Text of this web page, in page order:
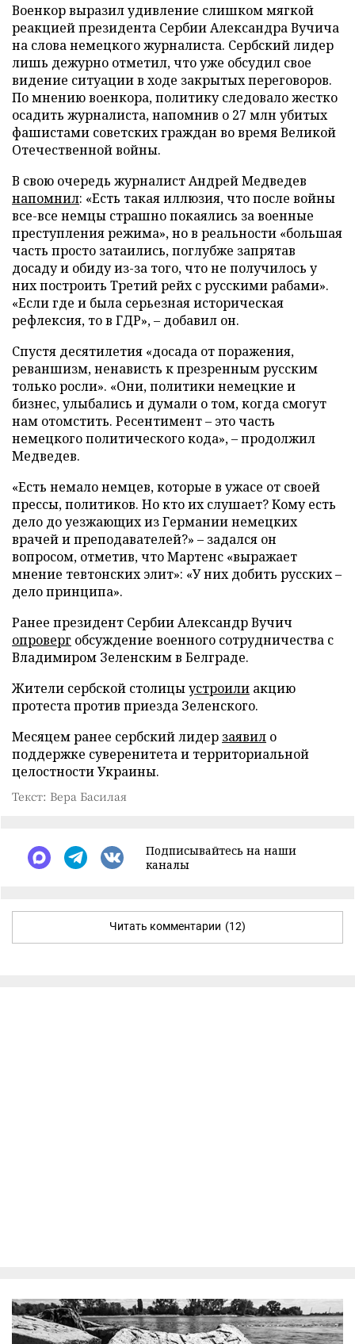
Военкор выразил удивление слишком мягкой
реакцией президента Сербии Александра Вучича
на слова немецкого журналиста. Сербский лидер
лишь дежурно отметил, что уже обсудил свое
видение ситуации в ходе закрытых переговоров.
По мнению военкора, политику следовало жестко
осадить журналиста, напомнив о 27 млн убитых
фашистами советских граждан во время Великой
Отечественной войны.
В свою очередь журналист Андрей Медведев
напомнил: «Есть такая иллюзия, что после войны
все-все немцы страшно покаялись за военные
преступления режима», но в реальности «большая
часть просто затаились, поглубже запрятав
досаду и обиду из-за того, что не получилось у
них построить Третий рейх с русскими рабами».
«Если где и была серьезная историческая
рефлексия, то в ГДР», – добавил он.
Спустя десятилетия «досада от поражения,
реваншизм, ненависть к презренным русским
только росли». «Они, политики немецкие и
бизнес, улыбались и думали о том, когда смогут
нам отомстить. Ресентимент – это часть
немецкого политического кода», – продолжил
Медведев.
«Есть немало немцев, которые в ужасе от своей
прессы, политиков. Но кто их слушает? Кому есть
дело до уезжающих из Германии немецких
врачей и преподавателей?» – задался он
вопросом, отметив, что Мартенс «выражает
мнение тевтонских элит»: «У них добить русских –
дело принципа».
Ранее президент Сербии Александр Вучич
опроверг обсуждение военного сотрудничества с
Владимиром Зеленским в Белграде.
Жители сербской столицыустроили акцию
протеста против приезда Зеленского.
Месяцем ранее сербский лидер заявил о
поддержке суверенитета и территориальной
целостности Украины.
Текст: Вера Басилая
Подписывайтесь на наши
каналы
Читать комментарии (12)